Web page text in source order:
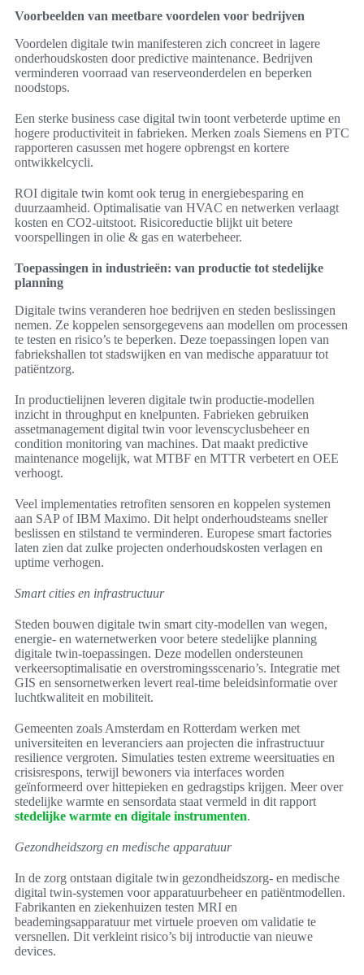
Voorbeelden van meetbare voordelen voor bedrijven
Voordelen digitale twin manifesteren zich concreet in lagere
onderhoudskosten door predictive maintenance. Bedrijven
verminderen voorraad van reserveonderdelen en beperken
noodstops.
Een sterke business case digital twin toont verbeterde uptime en
hogere productiviteit in fabrieken. Merken zoals Siemens en PTC
rapporteren casussen met hogere opbrengst en kortere
ontwikkelcycli.
ROI digitale twin komt ook terug in energiebesparing en
duurzaamheid. Optimalisatie van HVAC en netwerken verlaagt
kosten en CO2-uitstoot. Risicoreductie blijkt uit betere
voorspellingen in olie & gas en waterbeheer.
Toepassingen in industrieën: van productie tot stedelijke
planning
Digitale twins veranderen hoe bedrijven en steden beslissingen
nemen. Ze koppelen sensorgegevens aan modellen om processen
te testen en risico’s te beperken. Deze toepassingen lopen van
fabriekshallen tot stadswijken en van medische apparatuur tot
patiëntzorg.
In productielijnen leveren digitale twin productie-modellen
inzicht in throughput en knelpunten. Fabrieken gebruiken
assetmanagement digital twin voor levenscyclusbeheer en
condition monitoring van machines. Dat maakt predictive
maintenance mogelijk, wat MTBF en MTTR verbetert en OEE
verhoogt.
Veel implementaties retrofiten sensoren en koppelen systemen
aan SAP of IBM Maximo. Dit helpt onderhoudsteams sneller
beslissen en stilstand te verminderen. Europese smart factories
laten zien dat zulke projecten onderhoudskosten verlagen en
uptime verhogen.
Smart cities en infrastructuur
Steden bouwen digitale twin smart city-modellen van wegen,
energie- en waternetwerken voor betere stedelijke planning
digitale twin-toepassingen. Deze modellen ondersteunen
verkeersoptimalisatie en overstromingsscenario’s. Integratie met
GIS en sensornetwerken levert real-time beleidsinformatie over
luchtkwaliteit en mobiliteit.
Gemeenten zoals Amsterdam en Rotterdam werken met
universiteiten en leveranciers aan projecten die infrastructuur
resilience vergroten. Simulaties testen extreme weersituaties en
crisisrespons, terwijl bewoners via interfaces worden
geïnformeerd over hittepieken en gedragstips krijgen. Meer over
stedelijke warmte en sensordata staat vermeld in dit rapport
stedelijke warmte en digitale instrumenten.
Gezondheidszorg en medische apparatuur
In de zorg ontstaan digitale twin gezondheidszorg- en medische
digital twin-systemen voor apparatuurbeheer en patiëntmodellen.
Fabrikanten en ziekenhuizen testen MRI en
beademingsapparatuur met virtuele proeven om validatie te
versnellen. Dit verkleint risico’s bij introductie van nieuwe
devices.